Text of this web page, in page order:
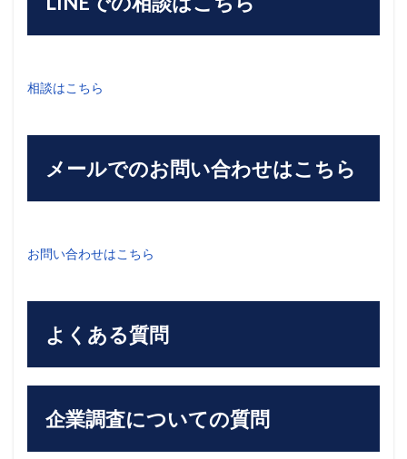
相談はこちら
メールでのお問い合わせはこちら
お問い合わせはこちら
よくある質問
企業調査についての質問